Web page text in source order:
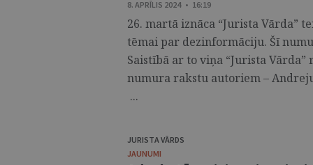
8. APRĪLIS 2024 • 16:19
26. martā iznāca “Jurista Vārda”
tēmai par dezinformāciju. Šī
Saistībā ar to viņa “Jurista
numura rakstu autoriem –
...
JURISTA VĀRDS
JAUNUMI